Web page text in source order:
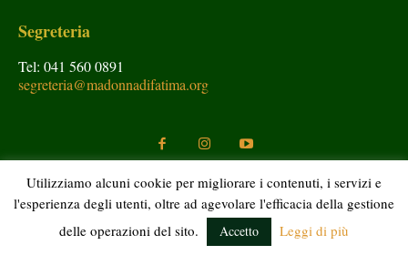
Segreteria
Tel: 041 560 0891
segreteria@madonnadifatima.org
Copyright © Araldi del Vangelo 2020 Tutti i diritti riservati.
Si autorizza la divulgazione citando la fonte
Utilizziamo alcuni cookie per migliorare i contenuti, i servizi e
l'esperienza degli utenti, oltre ad agevolare l'efficacia della gestione
delle operazioni del sito.
Accetto Leggi di più